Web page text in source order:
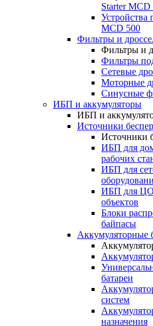
Starter MCD
Устройства
MCD 500
Фильтры и
Фильтры и
Фильтры
Сетевые
Моторные
Синусные
ИБП и аккумуляторы
ИБП и
Источники
Источники
ИБП для
рабочих
ИБП для
ИБП для
объектов
Блоки
байпасы
Аккумуляторные
батареи
систем
назначения